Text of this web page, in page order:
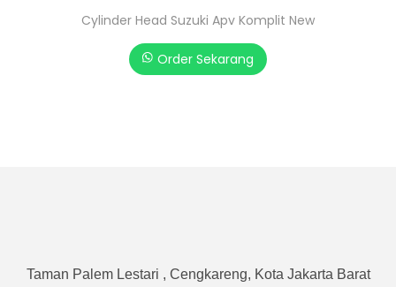
Cylinder Head Suzuki Apv Komplit New
Order Sekarang
Taman Palem Lestari , Cengkareng, Kota Jakarta Barat